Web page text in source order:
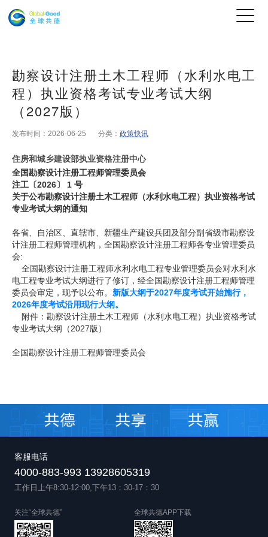
勘察设计注册土木工程师（水利水电工
程）执业资格考试专业考试大纲
（2027版）
发布时间：2026-06-25 分类： 政策快讯
住房和城乡建设部执业资格注册中心
全国勘察设计注册工程师管理委员会
注工〔2026〕 1 号
关于公布勘察设计注册土木工程师（水利水电工程）执业资格考试
专业考试大纲的通知
各省、自治区、直辖市、新疆生产建设兵团及部分副省级市勘察设
计注册工程师管理机构，全国勘察设计注册工程师各专业管理委员
会:
全国勘察设计注册工程师水利水电工程专业管理委员会对水利水
电工程专业考试大纲进行了修订，经全国勘察设计注册工程师管理
委员会审定，现予以公布。 新版大纲于2027年度考试开始施行，
2026年度考试沿用现行大纲。
附件：勘察设计注册土木工程师（水利水电工程）执业资格考试
专业考试大纲（2027版）
全国勘察设计注册工程师管理委员会
客服电话
4000-883-993 13928605319
工作日上午8:30-12:00,下午13：30-17：30
关注“全球共德” 全球共德APP下载